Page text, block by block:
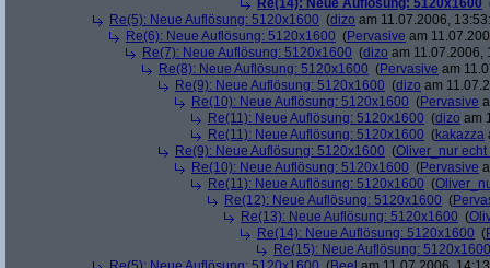
Re(14): Neue Auflösung: 5120x1600
Re(5): Neue Auflösung: 5120x1600 (dizo am 11.07.2006,
Re(6): Neue Auflösung: 5120x1600 (Pervasive am
Re(7): Neue Auflösung: 5120x1600 (dizo am 11.07.2006,
Re(8): Neue Auflösung: 5120x1600 (Pervasive am
Re(9): Neue Auflösung: 5120x1600 (dizo am
Re(10): Neue Auflösung: 5120x1600 (Pervasive
Re(11): Neue Auflösung: 5120x1600 (dizo am
Re(11): Neue Auflösung: 5120x1600 (kakazza
Re(9): Neue Auflösung: 5120x1600 (Oliver_nur
Re(10): Neue Auflösung: 5120x1600 (Pervasive
Re(11): Neue Auflösung: 5120x1600 (
Re(12): Neue Auflösung: 5120x1600 (
Re(13): Neue Auflösung: 5120x1600 (
Re(14): Neue Auflösung: 5120x1600 (
Re(15): Neue Auflösung: 5120x1600